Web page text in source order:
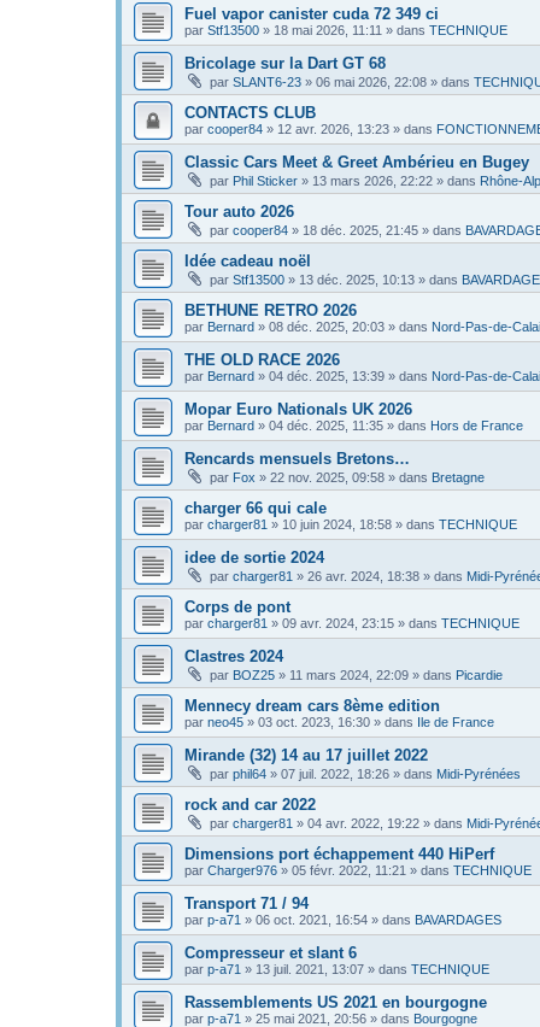
Fuel vapor canister cuda 72 349 ci
par Stf13500 » 18 mai 2026, 11:11 » dans TECHNIQUE
Bricolage sur la Dart GT 68
par SLANT6-23 » 06 mai 2026, 22:08 » dans
CONTACTS CLUB
par cooper84 » 12 avr. 2026, 13:23 » dans
Classic Cars Meet & Greet Ambérieu en Bugey
par Phil Sticker » 13 mars 2026, 22:22 » dans Rhône-
Tour auto 2026
par cooper84 » 18 déc. 2025, 21:45 » dans
Idée cadeau noël
par Stf13500 » 13 déc. 2025, 10:13 » dans
BETHUNE RETRO 2026
par Bernard » 08 déc. 2025, 20:03 » dans Nord-Pas-de-
THE OLD RACE 2026
par Bernard » 04 déc. 2025, 13:39 » dans Nord-Pas-de-
Mopar Euro Nationals UK 2026
par Bernard » 04 déc. 2025, 11:35 » dans Hors de France
Rencards mensuels Bretons…
par Fox » 22 nov. 2025, 09:58 » dans Bretagne
charger 66 qui cale
par charger81 » 10 juin 2024, 18:58 » dans TECHNIQUE
idee de sortie 2024
par charger81 » 26 avr. 2024, 18:38 » dans Midi-
Corps de pont
par charger81 » 09 avr. 2024, 23:15 » dans TECHNIQUE
Clastres 2024
par BOZ25 » 11 mars 2024, 22:09 » dans Picardie
Mennecy dream cars 8ème edition
par neo45 » 03 oct. 2023, 16:30 » dans Ile de France
Mirande (32) 14 au 17 juillet 2022
par phil64 » 07 juil. 2022, 18:26 » dans Midi-Pyrénées
rock and car 2022
par charger81 » 04 avr. 2022, 19:22 » dans Midi-
Dimensions port échappement 440 HiPerf
par Charger976 » 05 févr. 2022, 11:21 » dans TECHNIQUE
Transport 71 / 94
par p-a71 » 06 oct. 2021, 16:54 » dans BAVARDAGES
Compresseur et slant 6
par p-a71 » 13 juil. 2021, 13:07 » dans TECHNIQUE
Rassemblements US 2021 en bourgogne
par p-a71 » 25 mai 2021, 20:56 » dans Bourgogne